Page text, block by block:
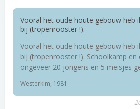
Vooral het oude houte gebouw heb
bij (tropenrooster !).
Vooral het oude houte gebouw heb
bij (tropenrooster !). Schoolkamp en
ongeveer 20 jongens en 5 meisjes
Westerkim, 1981